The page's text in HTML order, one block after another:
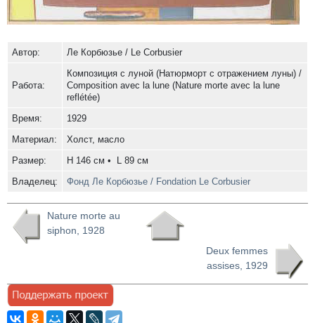
Автор: Ле Корбюзье / Le Corbusier
Работа:
Композиция с луной (Натюрморт с отражением луны) /
Composition avec la lune (Nature morte avec la lune
reflétée)
Время:
1929
Материал:
Холст, масло
Размер:
H 146 см • L 89 см
Владелец:
Фонд Ле Корбюзье / Fondation Le Corbusier
Nature morte au
siphon, 1928
Deux femmes
assises, 1929